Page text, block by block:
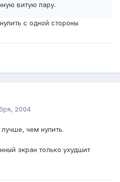
витую пару.
с одной стороны
2004
чем нулить.
экран только ухудшит